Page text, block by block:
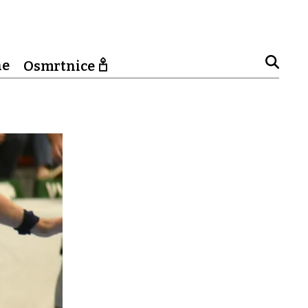
Osmrtnice